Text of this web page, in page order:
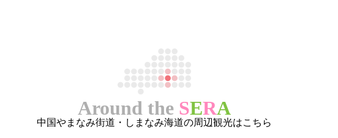
Around the SERA
中国やまなみ街道・しまなみ海道の周辺観光はこちら